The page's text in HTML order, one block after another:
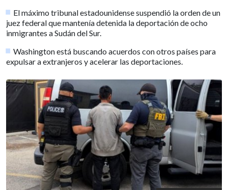
El máximo tribunal estadounidense suspendió la orden de un
juez federal que mantenía detenida la deportación de ocho
inmigrantes a Sudán del Sur.
Washington está buscando acuerdos con otros países para
expulsar a extranjeros y acelerar las deportaciones.